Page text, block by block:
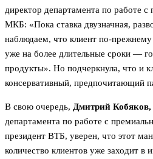
директор департамента по работе
МКБ: «Пока ставка двузначная,
наблюдаем, что клиент по-
уже на более длительные сроки —
продукты». Но подчеркнула, что и
консервативный, предпочитающий
В свою очередь, Дмитрий Кобяков,
департамента по работе с
президент ВТБ, уверен, что этот
количество клиентов уже заходит в